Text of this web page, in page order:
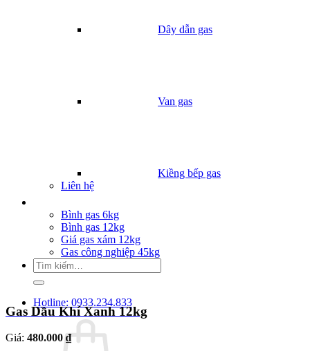
Dây dẫn gas
Van gas
Kiềng bếp gas
Liên hệ
Bình gas 6kg
Bình gas 12kg
Giá gas xám 12kg
Gas công nghiệp 45kg
Tìm
kiếm:
Hotline: 0933.234.833
Gas Dầu Khí Xanh 12kg
Giá: 480.000 ₫